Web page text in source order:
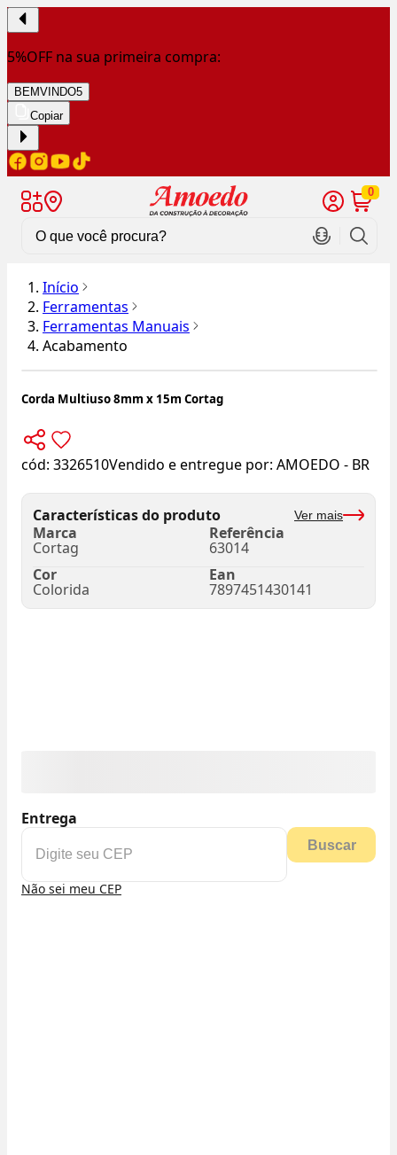
5%OFF na sua primeira compra:
BEMVINDO5
Copiar
0
Início
Ferramentas
Ferramentas Manuais
Acabamento
Corda Multiuso 8mm x 15m Cortag
cód: 3326510Vendido e entregue por: AMOEDO - BR
Características do produto Ver mais
Marca
Cortag
Referência
63014
Cor
Colorida
Ean
7897451430141
Entrega
Buscar
Não sei meu CEP